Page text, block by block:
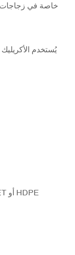
خاصة في زجاجات
يُستخدم
إمكانية إعادة التدوير محدودة مقارنة بـ PET أو HDPE